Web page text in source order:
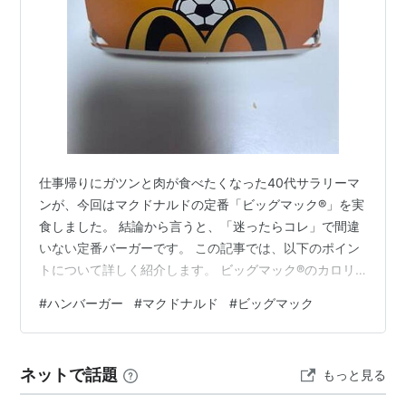
2011年は、1971年の日本第1号店オープンから40年の記
念周年。「1971（イチキューナナイチ）キャンペーン」
と称し、各種キャンペーンが実施されている。長年人気
を誇るビックマックが創業時価格の200円で期間限定販
ナナイチ）キャンペーン」第2弾｜日本マクドナル
ド
「ビッグマックポリス」とは？
ラクター。ビッグマックの顔をしたおまわりさん。現在
は使用されていない。
「ビッグマック指数」
仕事帰りにガツンと肉が食べたくなった40代サラリーマ
ンが、今回はマクドナルドの定番「ビッグマック®」を実
食しました。 結論から言うと、「迷ったらコレ」で間違
いない定番バーガーです。 この記事では、以下のポイン
トについて詳しく紹介します。 ビッグマック®のカロリ
と、実際に食べてみたリアルな味の感想 ダブルチーズバ
ーガーとの比較・違い 40代でも無理なく最後まで美味し
ブルチーズバーガーと迷っている」 そんな方の参考にな
#ハンバーガー #マクドナルド #ビッグマック
ネットで話題 もっと見る